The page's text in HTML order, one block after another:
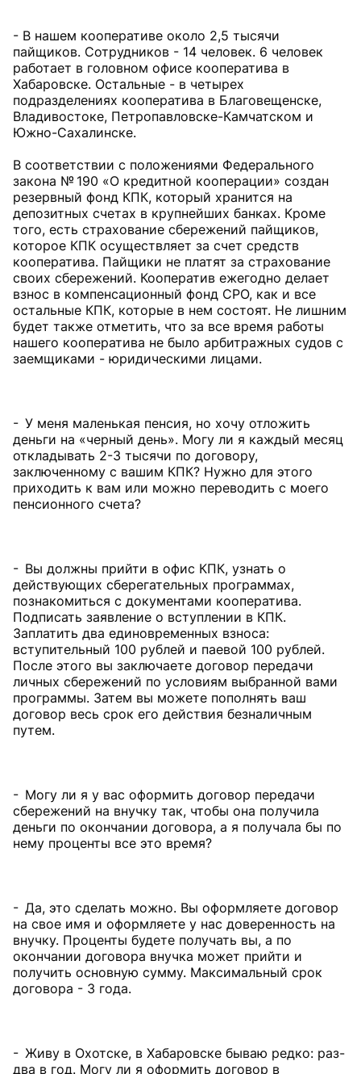
- В нашем кооперативе около 2,5 тысячи
пайщиков. Сотрудников - 14 человек. 6 человек
работает в головном офисе кооператива в
Хабаровске. Остальные - в четырех
подразделениях кооператива в Благовещенске,
Владивостоке, Петропавловске-Камчатском и
Южно-Сахалинске.
В соответствии с положениями Федерального
закона № 190 «О кредитной кооперации» создан
резервный фонд КПК, который хранится на
депозитных счетах в крупнейших банках. Кроме
того, есть страхование сбережений пайщиков,
которое КПК осуществляет за счет средств
кооператива. Пайщики не платят за страхование
своих сбережений. Кооператив ежегодно делает
взнос в компенсационный фонд СРО, как и все
остальные КПК, которые в нем состоят. Не лишним
будет также отметить, что за все время работы
нашего кооператива не было арбитражных судов с
заемщиками - юридическими лицами.
- У меня маленькая пенсия, но хочу отложить
деньги на «черный день». Могу ли я каждый месяц
откладывать 2-3 тысячи по договору,
заключенному с вашим КПК? Нужно для этого
приходить к вам или можно переводить с моего
пенсионного счета?
- Вы должны прийти в офис КПК, узнать о
действующих сберегательных программах,
познакомиться с документами кооператива.
Подписать заявление о вступлении в КПК.
Заплатить два единовременных взноса:
вступительный 100 рублей и паевой 100 рублей.
После этого вы заключаете договор передачи
личных сбережений по условиям выбранной вами
программы. Затем вы можете пополнять ваш
договор весь срок его действия безналичным
путем.
- Могу ли я у вас оформить договор передачи
сбережений на внучку так, чтобы она получила
деньги по окончании договора, а я получала бы по
нему проценты все это время?
- Да, это сделать можно. Вы оформляете договор
на свое имя и оформляете у нас доверенность на
внучку. Проценты будете получать вы, а по
окончании договора внучка может прийти и
получить основную сумму. Максимальный срок
договора - 3 года.
- Живу в Охотске, в Хабаровске бываю редко: раз-
два в год. Могу ли я оформить договор в